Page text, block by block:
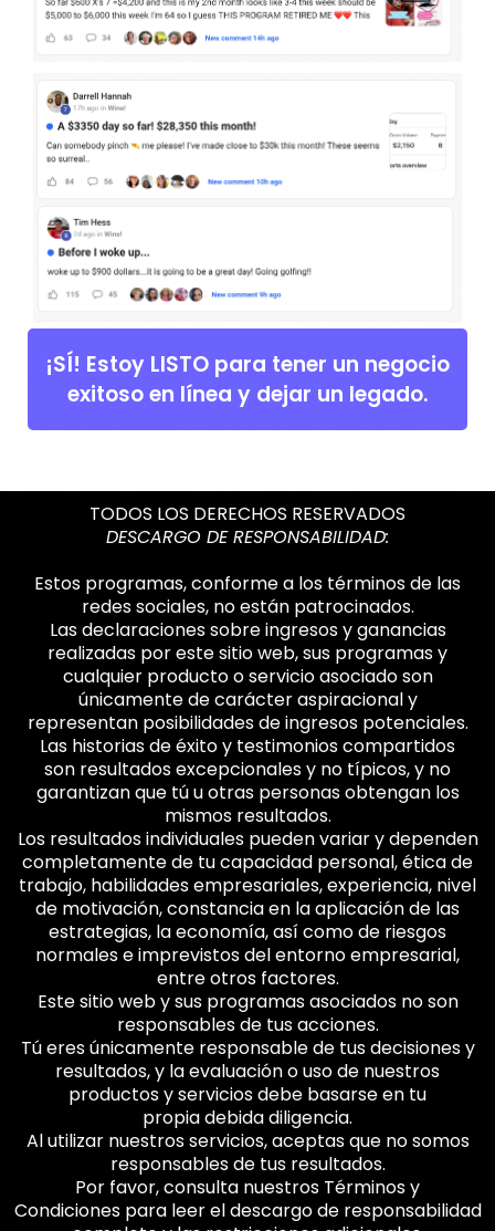
¡SÍ! Estoy LISTO para tener un negocio
exitoso en línea y dejar un legado.
TODOS LOS DERECHOS RESERVADOS
DESCARGO DE RESPONSABILIDAD:
Estos programas, conforme a los términos de las
redes sociales, no están patrocinados.
Las declaraciones sobre ingresos y ganancias
realizadas por este sitio web, sus programas y
cualquier producto o servicio asociado son
únicamente de carácter aspiracional y
representan posibilidades de ingresos potenciales.
Las historias de éxito y testimonios compartidos
son resultados excepcionales y no típicos, y no
garantizan que tú u otras personas obtengan los
mismos resultados.
Los resultados individuales pueden variar y dependen
completamente de tu capacidad personal, ética de
trabajo, habilidades empresariales, experiencia, nivel
de motivación, constancia en la aplicación de las
estrategias, la economía, así como de riesgos
normales e imprevistos del entorno empresarial,
entre otros factores.
Este sitio web y sus programas asociados no son
responsables de tus acciones.
Tú eres únicamente responsable de tus decisiones y
resultados, y la evaluación o uso de nuestros
productos y servicios debe basarse en tu
propia debida diligencia.
Al utilizar nuestros servicios, aceptas que no somos
responsables de tus resultados.
Por favor, consulta nuestros Términos y
Condiciones para leer el descargo de responsabilidad